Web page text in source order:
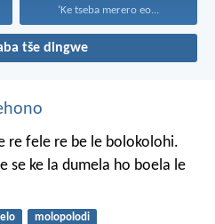
‘Ke tseba merero eo...
tše dingwe
re fele re be le bolokolohi.
se ke la dumela ho boela le
molopolodi